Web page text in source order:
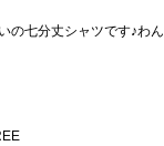
の七分丈シャツです♪わ